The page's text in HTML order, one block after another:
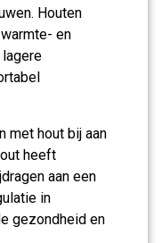
Houten
en
met hout bij aan
heeft
aan een
in
gezondheid en